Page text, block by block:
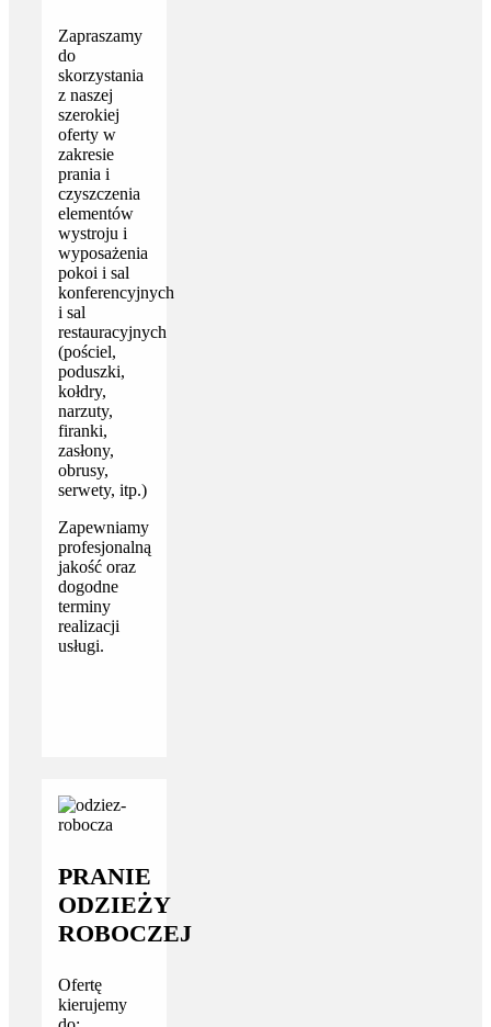
Zapraszamy
do
skorzystania
z naszej
szerokiej
oferty w
zakresie
prania i
czyszczenia
elementów
wystroju i
wyposażenia
pokoi i sal
konferencyjnych
i sal
restauracyjnych
(pościel,
poduszki,
kołdry,
narzuty,
firanki,
zasłony,
obrusy,
serwety, itp.)
Zapewniamy
profesjonalną
jakość oraz
dogodne
terminy
realizacji
usługi.
PRANIE
ODZIEŻY
ROBOCZEJ
Ofertę
kierujemy